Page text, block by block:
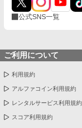
公式SNS一覧
ご利用について
利用規約
アルファコイン利用規約
レンタルサービス利用規約
スコア利用規約